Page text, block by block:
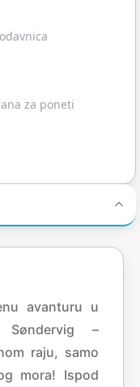
za poneti
avanturu u
Søndervig –
raju, samo
mora! Ispod